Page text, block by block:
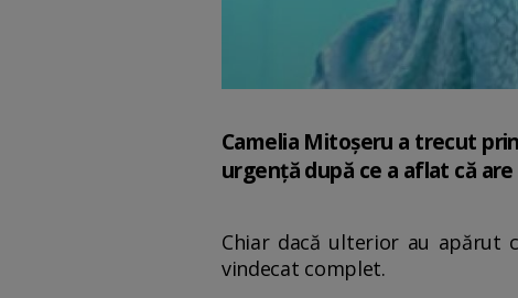
Camelia Mitoșeru a trecut
urgență după ce a aflat că
Chiar dacă ulterior au apărut
vindecat complet.